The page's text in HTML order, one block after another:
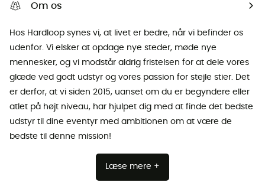
Om os
Hos Hardloop synes vi, at livet er bedre, når vi befinder os
udenfor. Vi elsker at opdage nye steder, møde nye
mennesker, og vi modstår aldrig fristelsen for at dele vores
glæde ved godt udstyr og vores passion for stejle stier. Det
er derfor, at vi siden 2015, uanset om du er begyndere eller
atlet på højt niveau, har hjulpet dig med at finde det bedste
udstyr til dine eventyr med ambitionen om at være de
bedste til denne mission!
Læse mere +